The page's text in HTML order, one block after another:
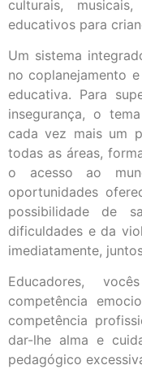
culturais,
educativos para
Um sistema
no coplanejamento
educativa. Para
insegurança, o
cada vez mais um
todas as áreas,
o acesso ao
oportunidades
possibilidade de
dificuldades e da
imediatamente,
Educadores,
competência
competência
dar-lhe alma e
pedagógico